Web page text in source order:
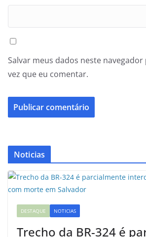
Salvar meus dados neste
vez que eu comentar.
Noticias
DESTAQUE NOTICIAS
Trecho da BR-324 é